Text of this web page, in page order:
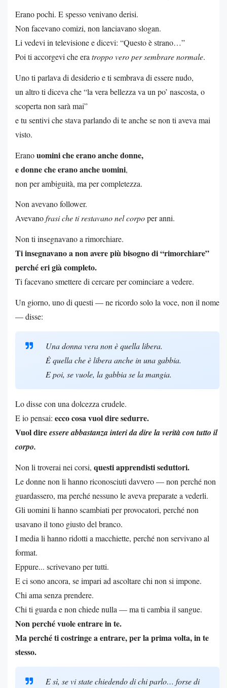
Erano pochi. E spesso venivano derisi.
Non facevano comizi, non lanciavano slogan.
Li vedevi in televisione e dicevi: “Questo è strano…”
Poi ti accorgevi che era troppo vero per sembrare normale.
Uno ti parlava di desiderio e ti sembrava di essere nudo,
un altro ti diceva che “la vera bellezza va un po’ nascosta, o
scoperta non sarà mai”
e tu sentivi che stava parlando di te anche se non ti aveva mai
visto.
Eranouomini che erano anche donne,
e donne che erano anche uomini,
non per ambiguità, ma per completezza.
Non avevano follower.
Avevanofrasi che ti restavano nel corpoper anni.
Non ti insegnavano a rimorchiare.
Ti insegnavano a non avere più bisogno di “rimorchiare”
perché eri già completo.
Ti facevano smettere di cercare per cominciare a vedere.
Un giorno, uno di questi — ne ricordo solo la voce, non il nome
— disse:
Una donna vera non è quella libera.
È quella che è libera anche in una gabbia.
E poi, se vuole, la gabbia se la mangia.
Lo disse con una dolcezza crudele.
E io pensai: ecco cosa vuol dire sedurre.
Vuol direessere abbastanza interi da dire la verità con tutto il
corpo.
Non li troverai nei corsi, questi apprendisti seduttori.
Le donne non li hanno riconosciuti davvero — non perché non
guardassero, ma perché nessuno le aveva preparate a vederli.
Gli uomini li hanno scambiati per provocatori, perché non
usavano il tono giusto del branco.
I media li hanno ridotti a macchiette, perché non servivano al
format.
Eppure... scrivevano per tutti.
E ci sono ancora, se impari ad ascoltare chi non si impone.
Chi ama senza prendere.
Chi ti guarda e non chiede nulla — ma ti cambia il sangue.
Non perché vuole entrare in te.
Ma perché ti costringe a entrare, per la prima volta, in te
stesso.
E sì, se vi state chiedendo di chi parlo… forse di